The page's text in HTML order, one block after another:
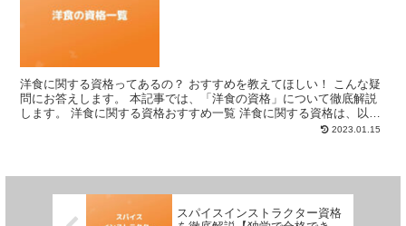
洋食に関する資格ってあるの？ おすすめを教えてほしい！ こんな疑
問にお答えします。 本記事では、「洋食の資格」について徹底解説
します。 洋食に関する資格おすすめ一覧 洋食に関する資格は、以下
2023.01.15
スパイスインストラクター資格